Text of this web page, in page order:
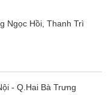
Ngọc Hồi, Thanh Trì
- Q.Hai Bà Trưng